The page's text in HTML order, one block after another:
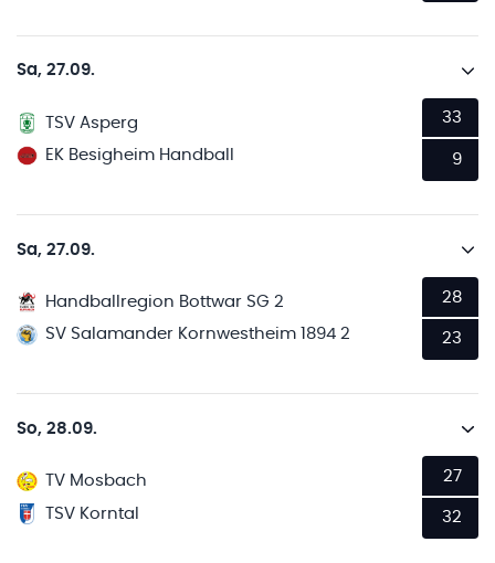
Sa, 27.09.
TSV Asperg
EK Besigheim Handball
33
9
Sa, 27.09.
Handballregion Bottwar SG 2
SV Salamander Kornwestheim 1894 2
28
23
So, 28.09.
TV Mosbach
TSV Korntal
27
32